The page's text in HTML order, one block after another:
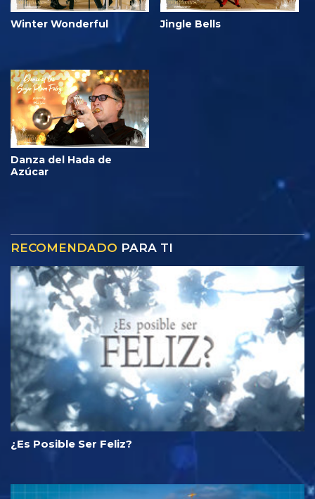
Winter Wonderful Jingle Bells
Danza del Hada de
Azúcar
RECOMENDADO PARA TI
¿Es Posible Ser Feliz?